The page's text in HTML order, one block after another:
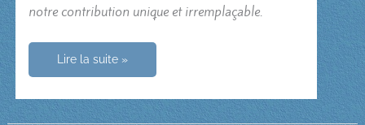
notre contribution unique et irremplaçable.
Ne
attendre
demain
pour
vivre
Lire la suite »